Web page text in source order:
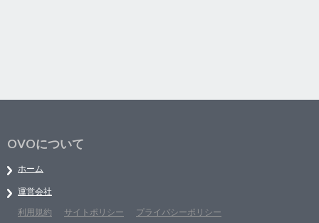
OVOについて
ホーム
運営会社
利用規約
サイトポリシー プライバシーポリシー